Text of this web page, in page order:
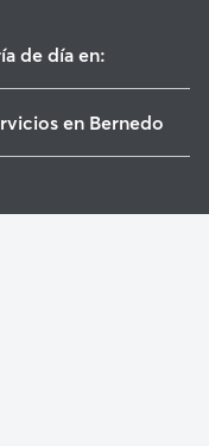
de día en:
en Bernedo